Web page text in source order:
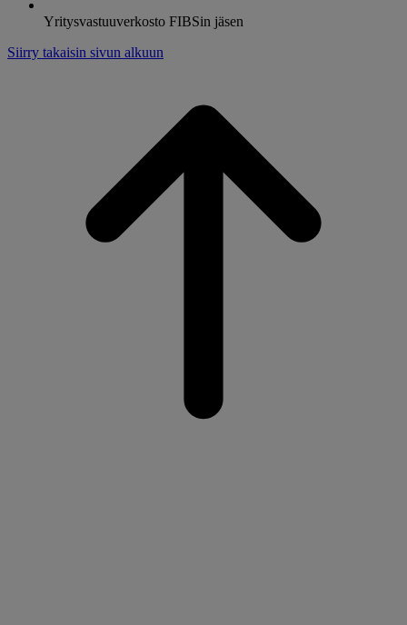
Yritysvastuuverkosto FIBSin jäsen
Siirry takaisin sivun alkuun